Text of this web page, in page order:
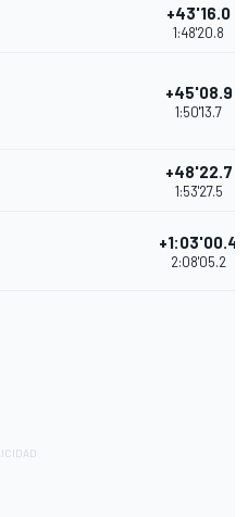
+43'16.0
1:48'20.8
+45'08.9
1:50'13.7
+48'22.7
1:53'27.5
+1:03'00.4
2:08'05.2